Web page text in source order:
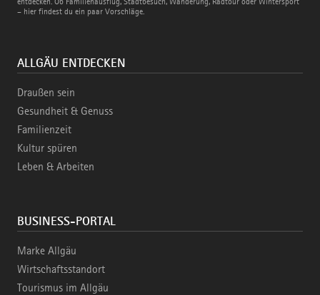
– hier findest du ein paar Vorschläge.
ALLGÄU ENTDECKEN
Draußen sein
Gesundheit & Genuss
Familienzeit
Kultur spüren
Leben & Arbeiten
BUSINESS-PORTAL
Marke Allgäu
Wirtschaftsstandort
Tourismus im Allgäu